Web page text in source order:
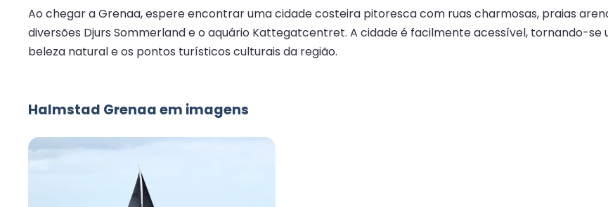
Ao chegar a Grenaa, espere encontrar uma cidade costeira pitoresca com ruas charmosas, praias
diversões Djurs Sommerland e o aquário Kattegatcentret. A cidade é facilmente acessível, tornando-
beleza natural e os pontos turísticos culturais da região.
Halmstad Grenaa em imagens